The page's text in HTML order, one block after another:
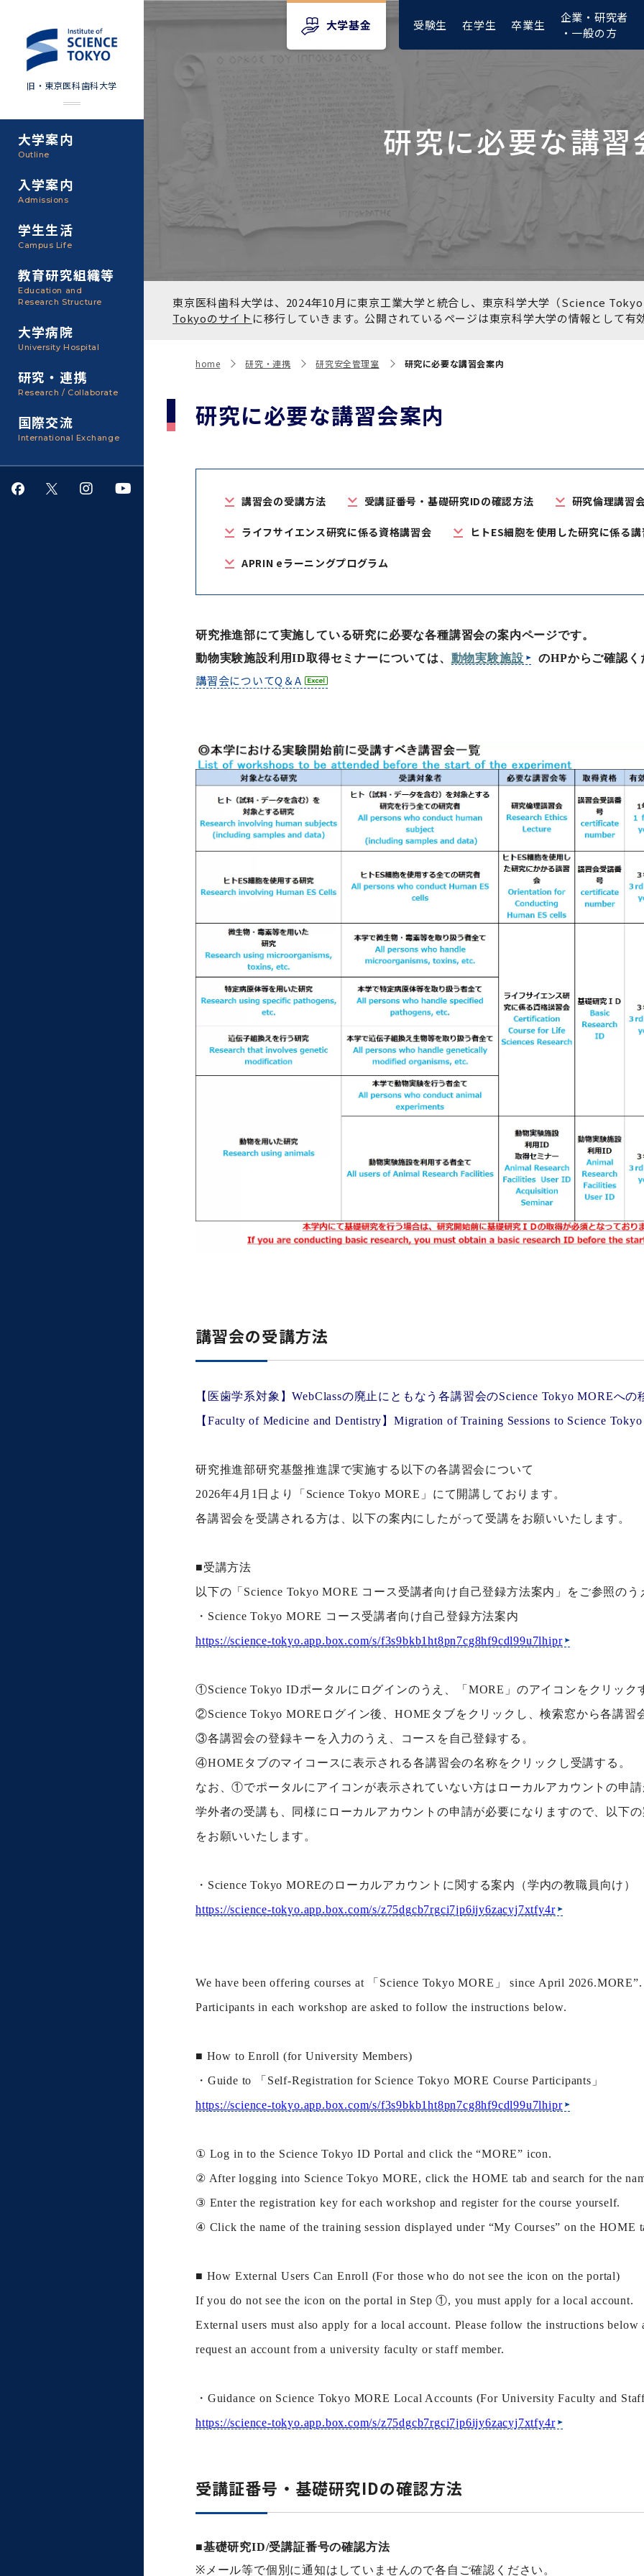
大学基金 受験生 在学生 卒業生
企業・研究者
・一般の方
旧・東京医科歯科大学
大学案内
Outline
基本理念・沿革
東京医科歯科大学の特色
運営組織
大学紹介動画
写真で綴る 東京医科歯科大
大学評価の制度について
計画等について【6年間】
1-2.年度計画・年度評価等
について【第1期～第3期】
四大学連合
四大学連合憲章等
情報公開・個人情報
東京医科歯科大学ダイバー
シティ＆インクルージョン
コンプライアンス・ハラス
入学案内
Admissions
学部などについて
イベント
大学院入学案内
いて
聴講生・科目等履修生およ
学生生活
Campus Life
Science Tokyo SPRING
(医歯学系)
歯学系)
授業・カリキュラム
授業料・入学料・検定料
猶予について(Admission &
Tuition
学生生活サポート 障がいのある学生サポート
サークル・学園祭
施設利用
教育研究組織等
Education and
Research Structure
歯学部（歯学科･口腔保健学
大学院医歯学総合研究科
教養部
修士課程 医歯理工保健学専
専攻
年報
員研究内容
大学病院
統合研究機構・統合イノベ
ーション機構
統合イノベーション機構
研究基盤クラスター（統合
先端医歯工学創成クラスタ
ー（統合研究機構）
異動したセンター
統合情報機構（図書館部
門・ITセキュリティ部門）
大学病院
University Hospital
研究・連携
Research / Collaborate
研究手続き
研究活動
取り組み・規制
国際交流
International Exchange
研究に必要な講習
東京医科歯科大学は、2024年10月に東京工業大学と統合し、東京科学大学（Science
Tokyoのサイト に移行していきます。公開されているページは東京科学大学の情報として有
home 研究・連携 研究安全管理室 研究に必要な講習会案内
研究に必要な講習会案内
講習会の受講方法 受講証番号・基礎研究IDの確認方法 研究倫理講習
ライフサイエンス研究に係る資格講習会 ヒトES細胞を使用した研究に係る
APRIN eラーニングプログラム
研究推進部にて実施している研究に必要な各種講習会の案内ページです。
動物実験施設利用ID取得セミナーについては、 動物実験施設 のHPからご確認く
講習会についてQ＆A
講習会の受講方法
【医歯学系対象】WebClassの廃止にともなう各講習会のScience Tokyo MOREへの
【Faculty of Medicine and Dentistry】Migration of Training Sessions to Science
研究推進部研究基盤推進課で実施する以下の各講習会について
2026年4月1日より「Science Tokyo MORE」にて開講しております。
各講習会を受講される方は、以下の案内にしたがって受講をお願いいたします。
■受講方法
以下の「Science Tokyo MORE コース受講者向け自己登録方法案内」をご参照の
・Science Tokyo MORE コース受講者向け自己登録方法案内
https://science-tokyo.app.box.com/s/f3s9bkb1ht8pn7cg8hf9cdl99u7lhipr
①Science Tokyo IDポータルにログインのうえ、「MORE」のアイコンをクリック
②Science Tokyo MOREログイン後、HOMEタブをクリックし、検索窓から各講習
③各講習会の登録キーを入力のうえ、コースを自己登録する。
④HOMEタブのマイコースに表示される各講習会の名称をクリックし受講する。
なお、①でポータルにアイコンが表示されていない方はローカルアカウントの申
学外者の受講も、同様にローカルアカウントの申請が必要になりますので、以下
をお願いいたします。
・Science Tokyo MOREのローカルアカウントに関する案内（学内の教職員向け）
https://science-tokyo.app.box.com/s/z75dgcb7rgci7jp6ijy6zacyj7xtfy4r
We have been offering courses at
「Science Tokyo MORE」 since April 2026.MORE”.
Participants in each workshop are askedto follow the instructions below.
■ How to Enroll (for University Members)
・Guide to 「Self-Registration for Science Tokyo MORE Course Participants」
https://science-tokyo.app.box.com/s/f3s9bkb1ht8pn7cg8hf9cdl99u7lhipr
① Log in to the Science Tokyo ID Portal and click the “MORE” icon.
② After logging into Science Tokyo MORE, click the HOME tab and search for the
③ Enter the registration key for each workshop and register for the course yourself.
④ Click the name of the training session displayed under “My Courses” on the HOME
■ How External Users Can Enroll (For those who do not see the icon on the portal)
If you do not see the icon on the portal in Step①, you must apply for a local account.
External users must also apply for a local account. Please follow the instructions below
request an account from a university faculty or staff member.
・Guidance on Science Tokyo MORE Local Accounts (For University Faculty and
https://science-tokyo.app.box.com/s/z75dgcb7rgci7jp6ijy6zacyj7xtfy4r
受講証番号・基礎研究IDの確認方法
■基礎研究ID/受講証番号の確認方法
※ メール等で個別に通知はしていませんので各自ご確認ください。